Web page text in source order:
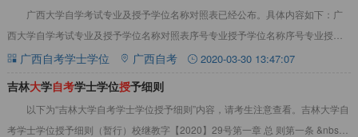
广西大学自学考试专业及授予学位名称对照表已经公布。具体内容如下：广
西大学自学考试专业及授予学位名称对照表序号专业授予学位名称序号专业授予
学位名称1经济学经济学学士33建筑工程工学学
广西自考学士学位 广西自考 2020-03-30 13:47:07
吉林大学自考学士学位授予细则
以下为“吉林大学自考学士学位授予细则”内容，请考生注意查看。吉林大学自
考学士学位授予细则（暂行）校继教字【2020】29号第一章 总 则第一条 &nbsp;